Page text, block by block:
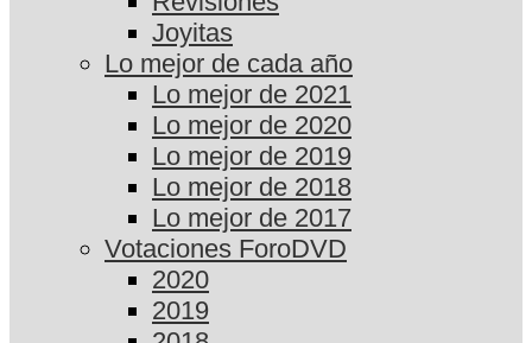
Joyitas
Lo mejor de cada año
Lo mejor de 2021
Lo mejor de 2020
Lo mejor de 2019
Lo mejor de 2018
Lo mejor de 2017
Votaciones ForoDVD
2020
2019